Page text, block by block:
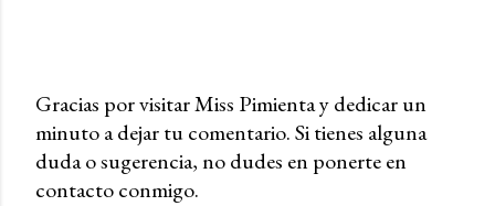
P
u
b
Gracias por visitar Miss Pimienta y dedicar un
minuto a dejar tu comentario. Si tienes alguna
duda o sugerencia, no dudes en ponerte en
contacto conmigo.